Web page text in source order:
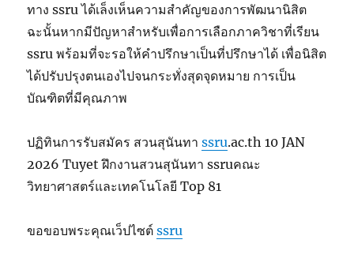
ทาง ssru ได้เล็งเห็นความสำคัญของการพัฒนานิสิต
ฉะนั้นหากมีปัญหาสำหรับเพื่อการเลือกภาควิชาที่เรียน
ssru พร้อมที่จะรอให้คำปรึกษาเป็นที่ปรึกษาได้ เพื่อนิสิต
ได้ปรับปรุงตนเองไปจนกระทั่งสุดจุดหมาย การเป็น
บัณฑิตที่มีคุณภาพ
ปฏิทินการรับสมัคร สวนสุนันทาssru.ac.th 10 JAN
2026 Tuyet ฝึกงานสวนสุนันทา ssruคณะ
วิทยาศาสตร์และเทคโนโลยี Top 81
ขอขอบพระคุณเว็ปไซต์ssru